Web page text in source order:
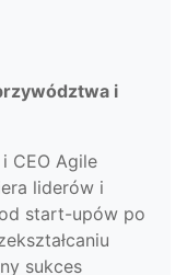
i
CEO Agile
liderów i
start-upów po
sukces